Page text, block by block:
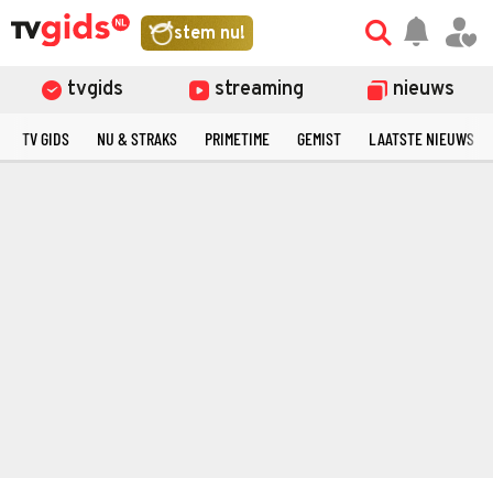
stem nu!
tvgids streaming nieuws
TV GIDS NU & STRAKS PRIMETIME GEMIST LAATSTE NIEUWS